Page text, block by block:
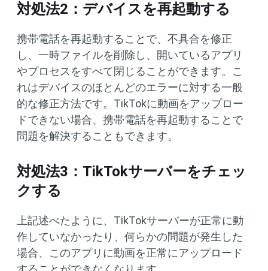
対処法2：デバイスを再起動する
携帯電話を再起動することで、不具合を修正
し、一時ファイルを削除し、開いているアプリ
やプロセスをすべて閉じることができます。こ
れはデバイスのほとんどのエラーに対する一般
的な修正方法です。TikTokに動画をアップロー
ドできない場合、携帯電話を再起動することで
問題を解決することもできます。
対処法3：TikTokサーバーをチェッ
クする
上記述べたように、TikTokサーバーが正常に動
作していなかったり、何らかの問題が発生した
場合、このアプリに動画を正常にアップロード